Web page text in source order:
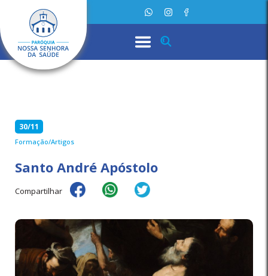
30/11
Formação/Artigos
Santo André Apóstolo
Compartilhar